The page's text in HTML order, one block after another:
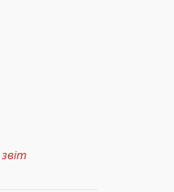
звіт